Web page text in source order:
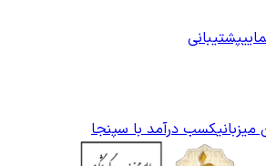
پشتیبانی
کسب درآمد با سپنجا